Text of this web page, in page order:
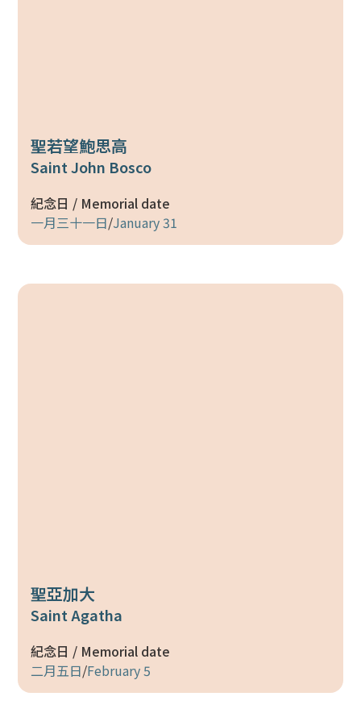
聖若望鮑思高
Saint John Bosco
紀念日 / Memorial date
一月三十一日/January 31
聖亞加大
Saint Agatha
紀念日 / Memorial date
二月五日/February 5